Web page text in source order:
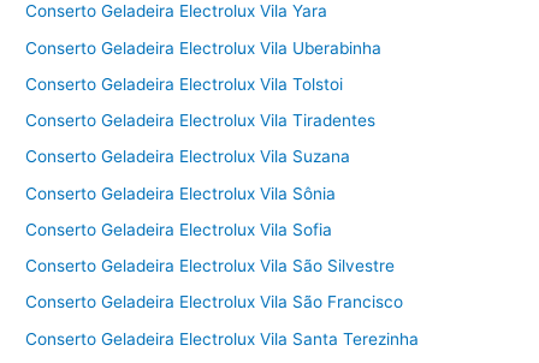
Conserto Geladeira Electrolux Vila Yara
Conserto Geladeira Electrolux Vila Uberabinha
Conserto Geladeira Electrolux Vila Tolstoi
Conserto Geladeira Electrolux Vila Tiradentes
Conserto Geladeira Electrolux Vila Suzana
Conserto Geladeira Electrolux Vila Sônia
Conserto Geladeira Electrolux Vila Sofia
Conserto Geladeira Electrolux Vila São Silvestre
Conserto Geladeira Electrolux Vila São Francisco
Conserto Geladeira Electrolux Vila Santa Terezinha